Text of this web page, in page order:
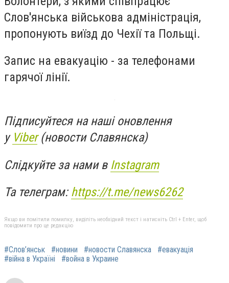
Слов'янська військова адміністрація,
пропонують виїзд до Чехії та Польщі.
Запис на евакуацію - за телефонами
гарячої лінії.
Підписуйтеся на наші оновлення
у Viber(новости Славянска)
Слідкуйте за нами в Instagram
Та телеграм:https://t.me/news6262
Якщо ви помітили помилку, виділіть необхідний текст і натисніть Ctrl + Enter, щоб
повідомити про це редакцію
#Слов’янськ #новини #новости Славянска
#евакуація
#війна в Україні
#война в Украине